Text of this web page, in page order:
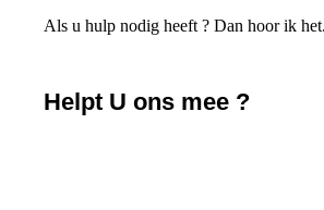
Als u hulp nodig heeft ? Dan hoor ik het.
Helpt U ons mee ?